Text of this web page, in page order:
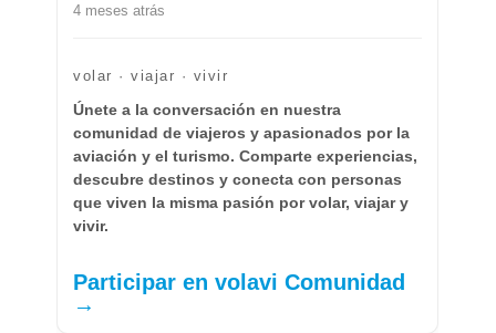
4 meses atrás
volar · viajar · vivir
Únete a la conversación en nuestra
comunidad de viajeros y apasionados por la
aviación y el turismo. Comparte experiencias,
descubre destinos y conecta con personas
que viven la misma pasión por volar, viajar y
vivir.
Participar en volavi Comunidad
→